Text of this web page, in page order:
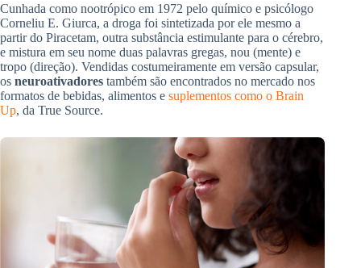
Cunhada como nootrópico em 1972 pelo químico e psicólogo
Corneliu E. Giurca, a droga foi sintetizada por ele mesmo a
partir do Piracetam, outra substância estimulante para o cérebro,
e mistura em seu nome duas palavras gregas, nou (mente) e
tropo (direção). Vendidas costumeiramente em versão capsular,
os neuroativadores também são encontrados no mercado nos
formatos de bebidas, alimentos e suplementos como o Brain
Up, da True Source.